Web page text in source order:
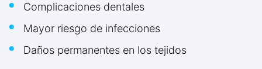
Complicaciones dentales
Mayor riesgo de infecciones
Daños permanentes en los tejidos